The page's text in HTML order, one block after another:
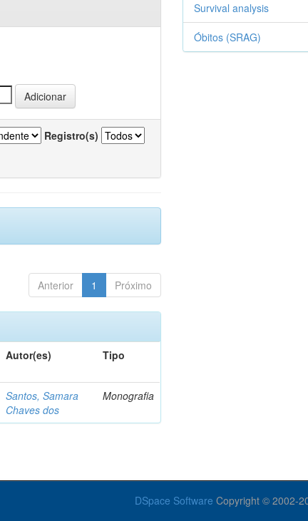
Registro(s)
Anterior 1 Próximo
Autor(es) Tipo
Santos, Samara
Chaves dos
Monografia
Survival analysis
Óbitos (SRAG)
DSpace Software Copyright © 2002-